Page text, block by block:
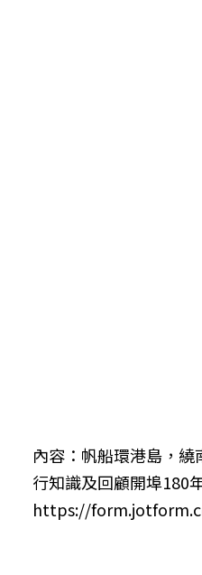
內容：帆船環港島，
行知識及回顧開埠180
https://